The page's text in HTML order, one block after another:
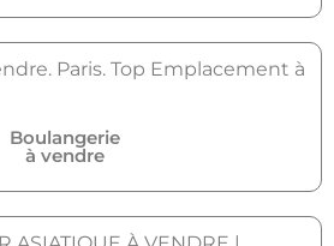
Boulangerie
à vendre